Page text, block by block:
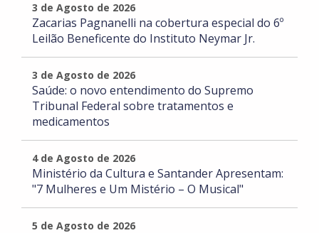
3 de Agosto de 2026
Zacarias Pagnanelli na cobertura especial do 6º
Leilão Beneficente do Instituto Neymar Jr.
3 de Agosto de 2026
Saúde: o novo entendimento do Supremo
Tribunal Federal sobre tratamentos e
medicamentos
4 de Agosto de 2026
Ministério da Cultura e Santander Apresentam:
"7 Mulheres e Um Mistério – O Musical"
5 de Agosto de 2026